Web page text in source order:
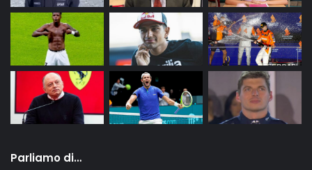
Parliamo di…